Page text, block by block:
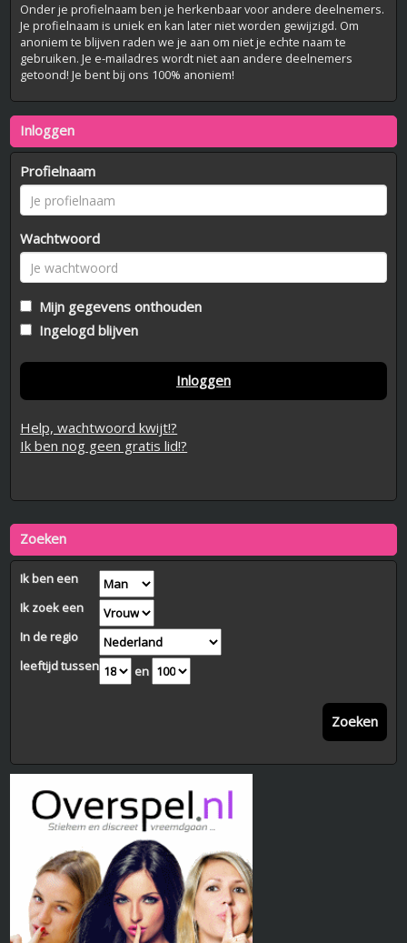
Onder je profielnaam ben je herkenbaar voor andere deelnemers.
Je profielnaam is uniek en kan later niet worden gewijzigd. Om
anoniem te blijven raden we je aan om niet je echte naam te
gebruiken. Je e-mailadres wordt niet aan andere deelnemers
getoond! Je bent bij ons 100% anoniem!
Inloggen
Profielnaam
Wachtwoord
Mijn gegevens onthouden
Ingelogd blijven
Inloggen
Help, wachtwoord kwijt!?
Ik ben nog geen gratis lid!?
Zoeken
Ik ben een
Ik zoek een
In de regio
leeftijd tussen
en
Zoeken